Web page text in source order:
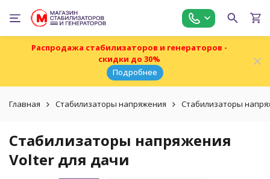
Распродажа стабилизаторов и генераторов -
скидки до 30%
Подробнее
Главная Стабилизаторы напряжения Стабилизаторы
Стабилизаторы напряжения
Volter для дачи